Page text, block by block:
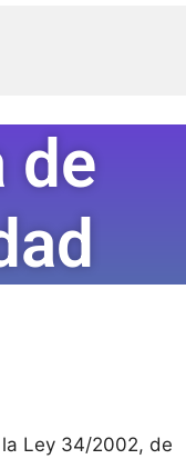
de
Ley 34/2002, de